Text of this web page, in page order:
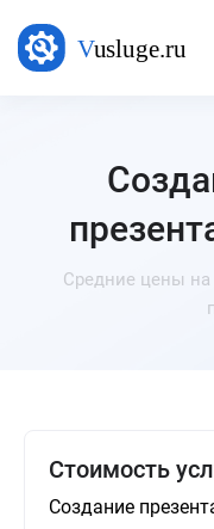
Средние цены на
Стоимость
Создание